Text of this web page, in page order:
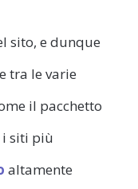
sito, e dunque
tra le varie
il pacchetto
siti più
altamente